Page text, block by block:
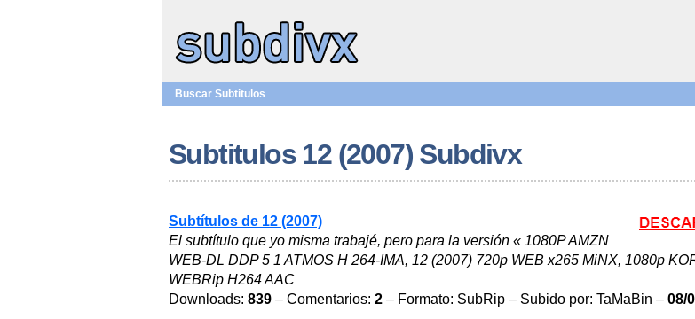
Buscar Subtitulos
Subtitulos 12 (2007) Subdivx
Subtítulos de 12 (2007)
El subtítulo que yo misma trabajé, pero para la versión « 1080P AMZN
WEB-DL DDP 5 1 ATMOS H 264-IMA, 12 (2007) 720p WEB x265 MiNX, 1080p
WEBRip H264 AAC
Downloads: 839 – Comentarios: 2 – Formato: SubRip – Subido por: TaMaBin – 08/